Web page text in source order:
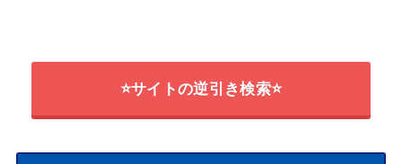
⭐サイトの逆引き検索⭐